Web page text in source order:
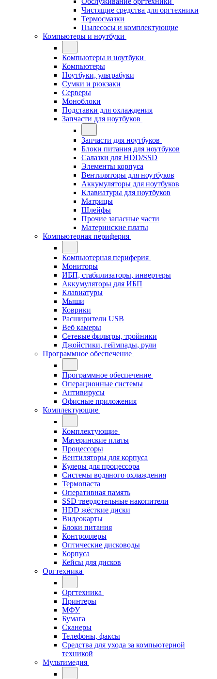
Чистящие средства для оргтехники
Термосмазки
Пылесосы и комплектующие
Компьютеры и ноутбуки
Компьютеры и ноутбуки
Компьютеры
Ноутбуки, ультрабуки
Сумки и рюкзаки
Серверы
Моноблоки
Подставки для охлаждения
Запчасти для ноутбуков
Запчасти для ноутбуков
Блоки питания для ноутбуков
Салазки для HDD/SSD
Элементы корпуса
Вентиляторы для ноутбуков
Аккумуляторы для ноутбуков
Клавиатуры для ноутбуков
Матрицы
Шлейфы
Прочие запасные части
Материнские платы
Компьютерная периферия
Компьютерная периферия
Мониторы
ИБП, стабилизаторы, инвертеры
Аккумуляторы для ИБП
Клавиатуры
Мыши
Коврики
Расширители USB
Веб камеры
Сетевые фильтры, тройники
Джойстики, геймпады, рули
Программное обеспечение
Программное обеспечение
Операционные системы
Антивирусы
Офисные приложения
Комплектующие
Комплектующие
Материнские платы
Процессоры
Вентиляторы для корпуса
Кулеры для процессора
Системы водяного охлаждения
Термопаста
Оперативная память
SSD твердотельные накопители
HDD жёсткие диски
Видеокарты
Блоки питания
Контроллеры
Оптические дисководы
Корпуса
Кейсы для дисков
Оргтехника
Оргтехника
Принтеры
МФУ
Бумага
Сканеры
Телефоны, факсы
Средства для ухода за компьютерной
техникой
Мультимедия